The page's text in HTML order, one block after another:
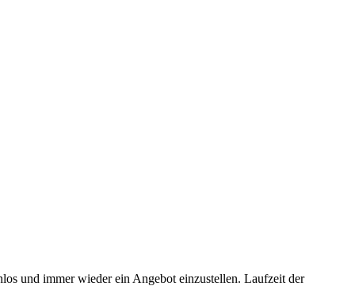
und immer wieder ein Angebot einzustellen. Laufzeit der